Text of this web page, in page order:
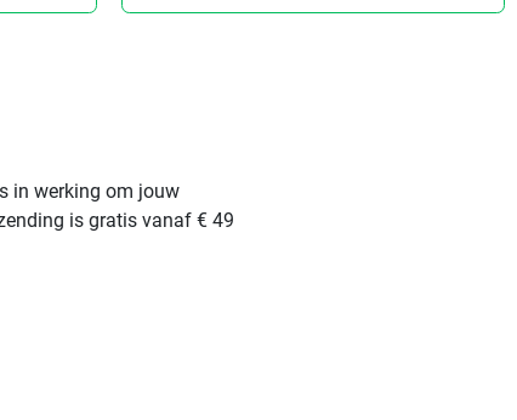
in werking om jouw
is gratis vanaf € 49